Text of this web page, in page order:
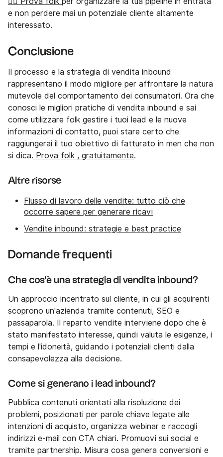
e non perdere mai un potenziale cliente altamente
interessato.
Conclusione
Il processo e la strategia di vendita inbound
rappresentano il modo migliore per affrontare la natura
mutevole del comportamento dei consumatori. Ora che
conosci le migliori pratiche di vendita inbound e sai
come utilizzare folk gestire i tuoi lead e le nuove
informazioni di contatto, puoi stare certo che
raggiungerai il tuo obiettivo di fatturato in men che non
si dica. Prova folk , gratuitamente.
Altre risorse
Flusso di lavoro delle vendite: tutto ciò che
occorre sapere per generare ricavi
Vendite inbound: strategie e best practice
Domande frequenti
Che cos'è una strategia di vendita inbound?
Un approccio incentrato sul cliente, in cui gli acquirenti
scoprono un'azienda tramite contenuti, SEO e
passaparola. Il reparto vendite interviene dopo che è
stato manifestato interesse, quindi valuta le esigenze, i
tempi e l'idoneità, guidando i potenziali clienti dalla
consapevolezza alla decisione.
Come si generano i lead inbound?
Pubblica contenuti orientati alla risoluzione dei
problemi, posizionati per parole chiave legate alle
intenzioni di acquisto, organizza webinar e raccogli
indirizzi e-mail con CTA chiari. Promuovi sui social e
tramite partnership. Misura cosa genera conversioni e